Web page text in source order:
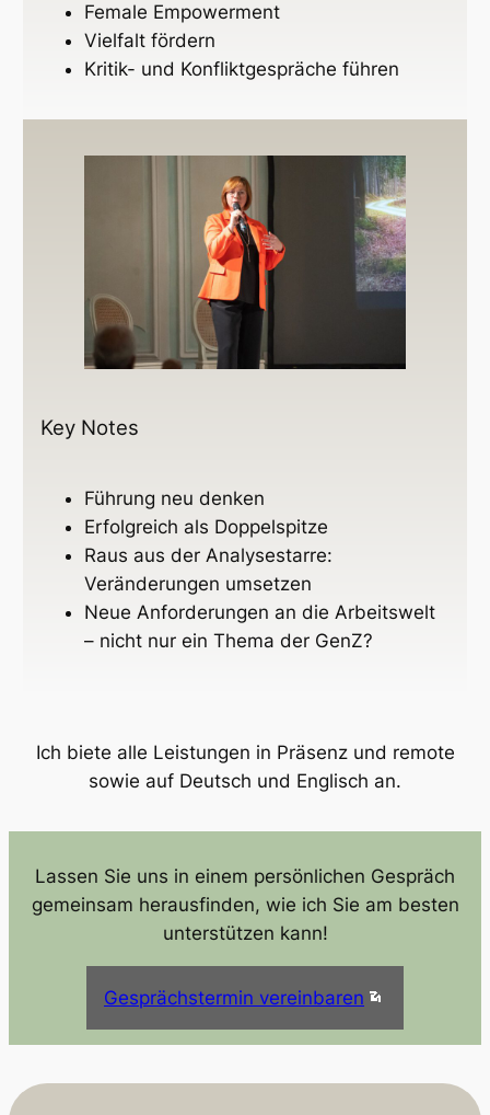
Female Empowerment
Vielfalt fördern
Kritik- und Konfliktgespräche führen
Key Notes
Führung neu denken
Erfolgreich als Doppelspitze
Raus aus der Analysestarre:
Veränderungen umsetzen
Neue Anforderungen an die Arbeitswelt
– nicht nur ein Thema der GenZ?
Ich biete alle Leistungen in Präsenz und remote
sowie auf Deutsch und Englisch an.
Lassen Sie uns in einem persönlichen Gespräch
gemeinsam herausfinden, wie ich Sie am besten
unterstützen kann!
Gesprächstermin vereinbaren